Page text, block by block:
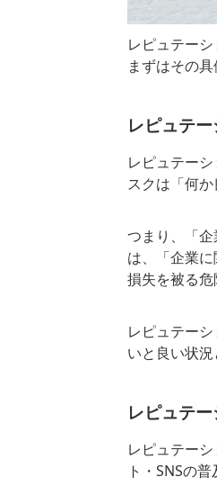
レピュテー
まずはその
レピュテ
レピュテー
スクは「何
つまり、「
は、「企業
損失を被る危
レピュテー
いと良い状況
レピュテ
レピュテー
ト・SNSの普